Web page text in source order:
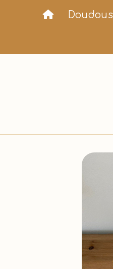
Doudous